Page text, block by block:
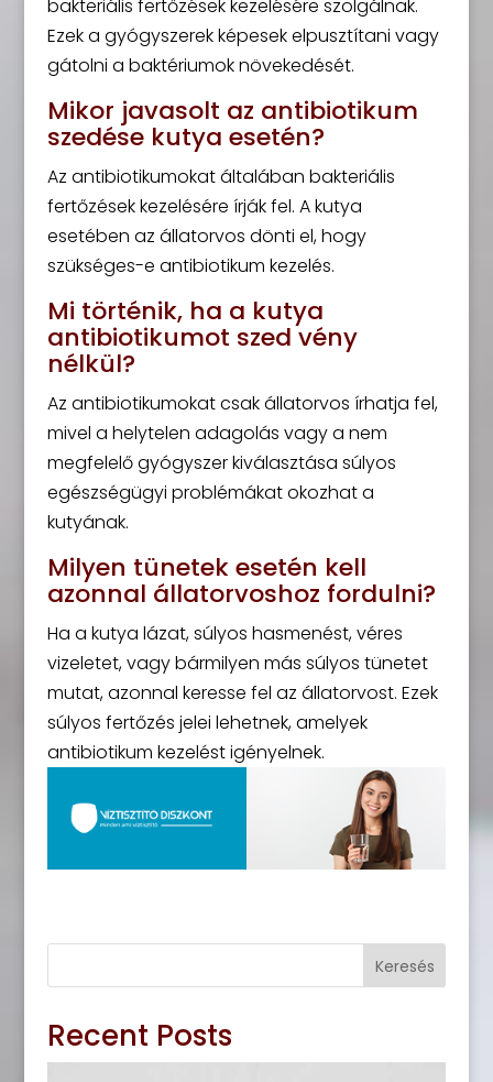
bakteriális fertőzések kezelésére szolgálnak.
Ezek a gyógyszerek képesek elpusztítani vagy
gátolni a baktériumok növekedését.
Mikor javasolt az antibiotikum
szedése kutya esetén?
Az antibiotikumokat általában bakteriális
fertőzések kezelésére írják fel. A kutya
esetében az állatorvos dönti el, hogy
szükséges-e antibiotikum kezelés.
Mi történik, ha a kutya
antibiotikumot szed vény
nélkül?
Az antibiotikumokat csak állatorvos írhatja fel,
mivel a helytelen adagolás vagy a nem
megfelelő gyógyszer kiválasztása súlyos
egészségügyi problémákat okozhat a
kutyának.
Milyen tünetek esetén kell
azonnal állatorvoshoz fordulni?
Ha a kutya lázat, súlyos hasmenést, véres
vizeletet, vagy bármilyen más súlyos tünetet
mutat, azonnal keresse fel az állatorvost. Ezek
súlyos fertőzés jelei lehetnek, amelyek
antibiotikum kezelést igényelnek.
Keresés
Recent Posts